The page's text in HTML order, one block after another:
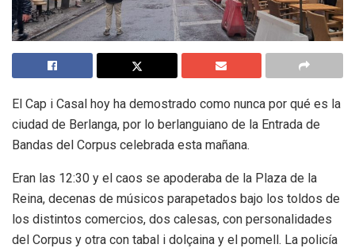
El Cap i Casal hoy ha demostrado como nunca por qué es la
ciudad de Berlanga, por lo berlanguiano de la Entrada de
Bandas del Corpus celebrada esta mañana.
Eran las 12:30 y el caos se apoderaba de la Plaza de la
Reina, decenas de músicos parapetados bajo los toldos de
los distintos comercios, dos calesas, con personalidades
del Corpus y otra con tabal i dolçaina y el pomell. La policía